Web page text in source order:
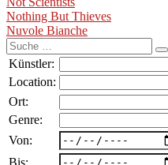
Nothing But Thieves
Nuvole Bianche
Suche
nach:
Künstler:
Location:
Ort:
Genre:
Von:
Bis: